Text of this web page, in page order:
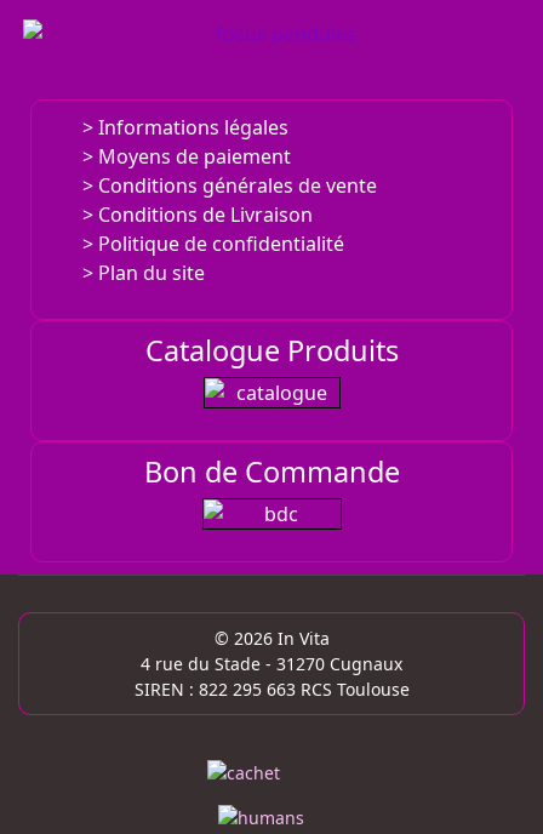
UNE AUTRE VISION DE LA THÉRAPIE.
TERRAPIE
UN LIEU D'ACCUEIL ET D'ÉVOLUTION.
Informations légales
Moyens de paiement
Conditions générales de vente
Conditions de Livraison
Politique de confidentialité
Plan du site
Catalogue Produits
Bon de Commande
© 2026 In Vita
4 rue du Stade - 31270 Cugnaux
SIREN : 822 295 663 RCS Toulouse